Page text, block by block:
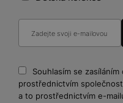
Souhlasím se
prostřednictvím
a to prostřednictvím e-